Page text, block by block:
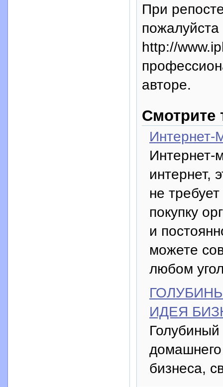
При
пожалуйста
http://
авторе.
Смотрите
Интернет-
Интернет-
интернет,
не
покупку
и
можете
любом
ИДЕЯ
бизнеса,